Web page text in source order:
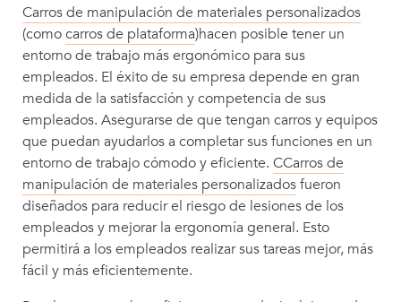
Carros de manipulación de materiales personalizados
(comocarros de plataforma)hacen posible tener un
entorno de trabajo más ergonómico para sus
empleados. El éxito de su empresa depende en gran
medida de la satisfacción y competencia de sus
empleados. Asegurarse de que tengan carros y equipos
que puedan ayudarlos a completar sus funciones en un
entorno de trabajo cómodo y eficiente. CCarros de
manipulación de materiales personalizadosfueron
diseñados para reducir el riesgo de lesiones de los
empleados y mejorar la ergonomía general. Esto
permitirá a los empleados realizar sus tareas mejor, más
fácil y más eficientemente.